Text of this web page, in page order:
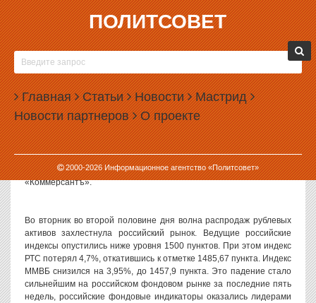
ПОЛИТСОВЕТ
Главная Статьи Новости Мастрид
Новости партнеров О проекте
2000-2026Информационное агентство «Политсовет»
07.12.2011, 09:21
ВМЕСТЕ С НЕСОГЛАСНЫМИ МОСКОВСКИЙ
ОМОН КРУШИТ ФОНДОВЫЕ ИНДЕКСЫ
Российские фондовые индексы упали на 4–4,7%, опередив в
падении все ведущие мировые индикаторы. Курс доллара
взлетел выше 31 руб./$, прибавив за день более 30 копеек.
Инвесторы получили новый повод для распродажи рублевых
активов — возросшая политическая нестабильность внутри
страны после выборов в Государственную Думу, пишет
«Коммерсантъ».
Во вторник во второй половине дня волна распродаж рублевых
активов захлестнула российский рынок. Ведущие российские
индексы опустились ниже уровня 1500 пунктов. При этом индекс
РТС потерял 4,7%, откатившись к отметке 1485,67 пункта. Индекс
ММВБ снизился на 3,95%, до 1457,9 пункта. Это падение стало
сильнейшим на российском фондовом рынке за последние пять
недель, российские фондовые индикаторы оказались лидерами